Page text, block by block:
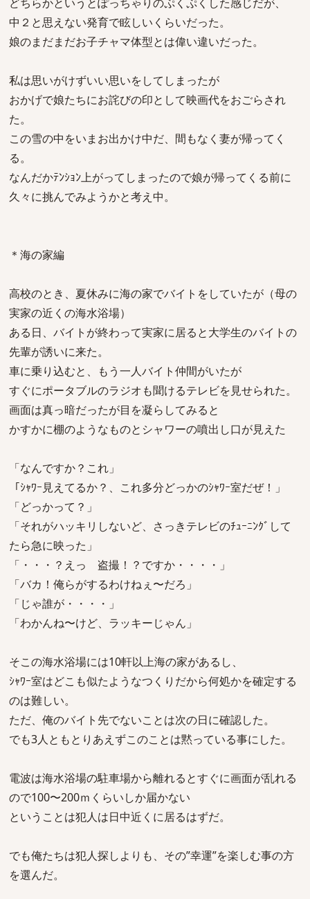
中２と思えない発育で眩しいくらいだった。
娘のまだまだお子チャマ体型とは偉い違いだった。
私は思いがけずいい思いをしてしまったが
おかげで娘たちにお詫びの印として映画代をおごらされ
た。
この雪の中をいまお出かけ中だ、間もなく妻が帰ってく
る。
なんだかﾃﾝｼｮﾝ上がってしまったので娘が帰ってくる前に
久々に挑んでみようかと考え中。
＊海の家編
高校のとき、夏休みに海の家でバイトをしていたが（母の
実家の近くの海水浴場）
ある日、バイトが終わって実家に居ると大学生のバイトの
先輩が誘いに来た。
車に乗り込むと、もう一人バイト仲間がいたが
すぐにポータブルのラジオも聞けるテレビを見せられた。
画面は真っ暗だったが目を凝らしてみると
かすかに棚のようなものとシャワーの噴出し口が見えた
「なんですか？これ」
「ｼｬﾜｰ見えてるか？、これ多分どっかのｼｬﾜｰ室だぜ！」
「どっかって？」
「それがハッキリしないど、さっきテレビのﾁｭｰﾆﾝｸﾞして
たら急に映った」
「・・・？えっ 盗撮！？ですか・・・・」
「バカ！俺らがするわけねぇ〜だろ」
「じゃ誰が・・・・」
「わかんね〜けど、ラッキーじゃん」
そこの海水浴場には10軒以上海の家があるし、
ｼｬﾜｰ室はどこも似たようなつくりだから何処かを確定する
のは難しい。
ただ、俺のバイト先でないことは次の日に確認した。
でも3人ともとりあえずこのことは黙っている事にした。
電波は海水浴場の駐車場から離れるとすぐに画面が乱れる
ので100〜200ｍくらいしか届かない
ということは犯人は日中近くに居るはずだ。
でも俺たちは犯人探しよりも、その”幸運”を楽しむ事の方
を選んだ。